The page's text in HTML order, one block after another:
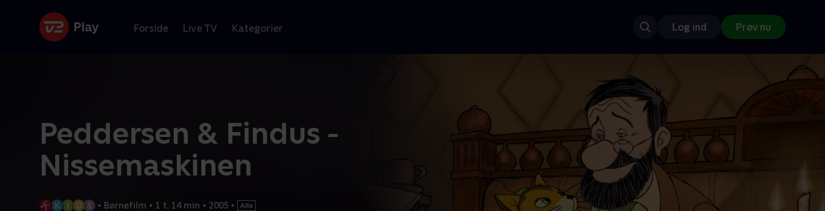
Forside Live TV Kategorier Log ind Prøv nu
Peddersen & Findus -
Nissemaskinen
• Børnefilm • 1 t. 14 min • 2005 •